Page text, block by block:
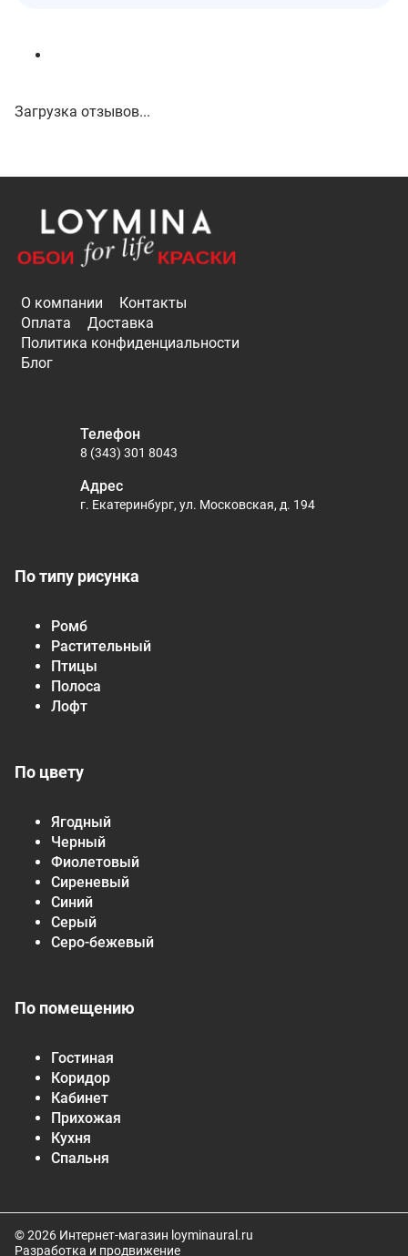
Загрузка отзывов...
О компании
Контакты
Оплата
Доставка
Политика конфиденциальности
Блог
По типу рисунка
Ромб
Растительный
Птицы
Полоса
Лофт
По цвету
Ягодный
Черный
Фиолетовый
Сиреневый
Синий
Серый
Серо-бежевый
По помещению
Гостиная
Коридор
Кабинет
Прихожая
Кухня
Спальня
Телефон
8 (343) 301 8043
Адрес
г. Екатеринбург, ул. Московская, д. 194
© 2026 Интернет-магазин loyminaural.ru
Разработка и продвижение